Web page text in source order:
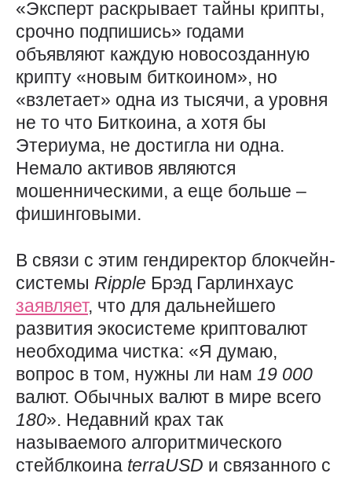
«Эксперт раскрывает тайны крипты,
срочно подпишись» годами
объявляют каждую новосозданную
крипту «новым биткоином», но
«взлетает» одна из тысячи, а уровня
не то что Биткоина, а хотя бы
Этериума, не достигла ни одна.
Немало активов являются
мошенническими, а еще больше –
фишинговыми.
В связи с этим гендиректор блокчейн-
системы Ripple Брэд Гарлинхаус
заявляет, что для дальнейшего
развития экосистеме криптовалют
необходима чистка: «Я думаю,
вопрос в том, нужны ли нам 19 000
валют. Обычных валют в мире всего
180». Недавний крах так
называемого алгоритмического
стейблкоина terraUSD и связанного с